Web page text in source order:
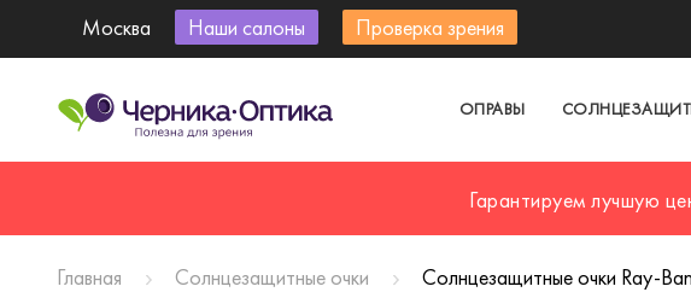
Москва Наши салоны Проверка зрения
ОПРАВЫ
Гарантируем лучшую
Главная Солнцезащитные очки Солнцезащитные очки Ray-Ban